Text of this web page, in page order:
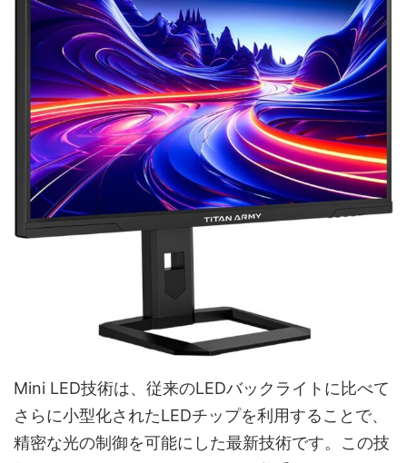
Mini LED技術は、従来のLEDバックライトに比べて
さらに小型化されたLEDチップを利用することで、
精密な光の制御を可能にした最新技術です。この技